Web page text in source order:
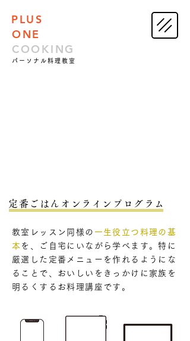
PLUS
ONE
COOKING
パーソナル料理教室
定番ごはん​オンラインプログラム
教室レッスン同様の 一生役立つ料理の基
本 を、ご自宅にいながら学べます。特に
厳選した定番メニューを作れるようにな
ることで、おいしいをきっかけに家族を
明るくするお料理講座です。